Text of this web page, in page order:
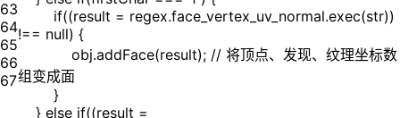
63
64
65
66
67
if((result = regex.face_vertex_uv_normal.exec(str))
!== null) {
obj.addFace(result); // 将顶点、发现、纹理坐标数
组变成面
}
} else if((result =